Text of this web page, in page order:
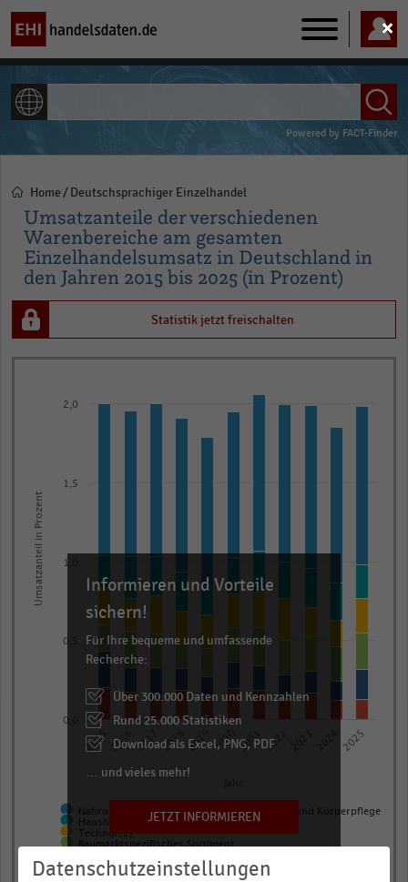
Main
navigation
Powered by FACT-Finder
Pfadnavigation
Home Deutschsprachiger Einzelhandel
Umsatzanteile der verschiedenen
Warenbereiche am gesamten
Einzelhandelsumsatz in Deutschland in
den Jahren 2015 bis 2025 (in Prozent)
Statistik jetzt freischalten
The
chart
has
displaying
categories.
axis
Umsatzanteil in Prozent
Nahrungs- und Genussmittel, Gesundheits- und Körperpflege
Haushalts- und persönlicher Bedarf (1)
Technik (2)
Baumarktspezifisches Sortiment
Möbel-, Haus-und Heimtextilien
2015 2016201720182019202020212022 2025
0,0
0,5
1,0
1,5
2,0
Informieren und Vorteile
sichern!
Für Ihre bequeme und umfassende
Recherche:
Über 300.000 Daten und Kennzahlen
Rund 25.000 Statistiken
Download als Excel, PNG, PDF
… und vieles mehr!
JETZT INFORMIEREN
Datenschutzeinstellungen